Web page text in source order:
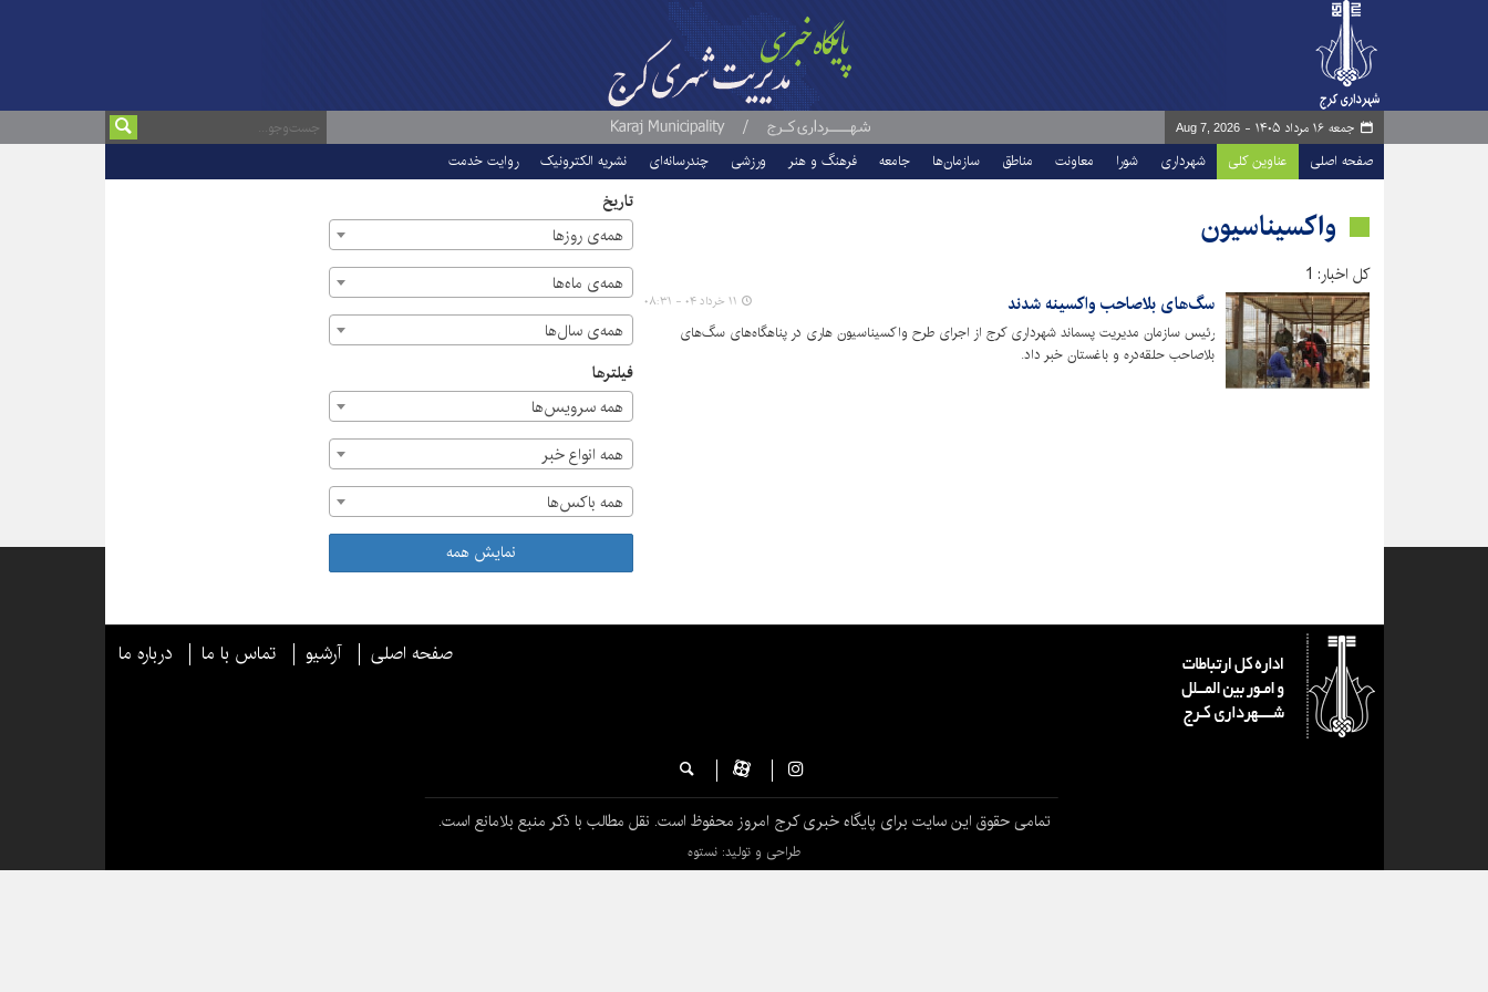
جمعه ۱۶ مرداد ۱۴۰۵ - Aug 7, 2026
صفحه اصلی عناوین کلی شهرداری شورا معاونت مناطق سازمان‌ها جامعه فرهنگ و هنر ورزشی چندرسانه‌ای نشریه الکترونیک روایت خدمت
واکسیناسیون
کل اخبار: 1
سگ‌های بلاصاحب واکسینه شدند
رئیس سازمان مدیریت پسماند شهرداری کرج از اجرای طرح واکسیناسیون هاری در پناهگاه‌های سگ‌های
بلاصاحب حلقه‌دره و باغستان خبر داد.
۱۱ خرداد ۰۴ - ۰۸:۳۱
تاریخ
همه‌ی روزها
همه‌ی ماه‌ها
همه‌ی سال‌ها
فیلترها
همه سرویس‌ها
همه انواع خبر
همه باکس‌ها
نمایش همه
صفحه اصلی آرشیو تماس با ما درباره ما
تمامی حقوق این سایت برای پایگاه خبری کرج امروز محفوظ است. نقل مطالب با ذکر منبع بلامانع است.
طراحی و تولید: نستوه